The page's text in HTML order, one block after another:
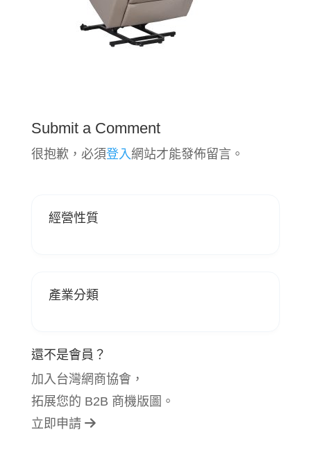
Submit a Comment
很抱歉，必須登入 網站才能發佈留言。
經營性質
產業分類
還不是會員？
加入台灣網商協會，
拓展您的 B2B 商機版圖。
立即申請